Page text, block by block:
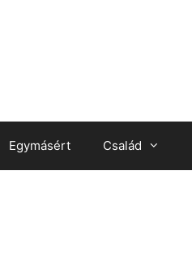
Egymásért Család